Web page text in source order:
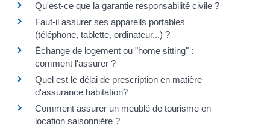
Qu'est-ce que la garantie responsabilité civile ?
Faut-il assurer ses appareils portables
(téléphone, tablette, ordinateur...) ?
Échange de logement ou "home sitting" :
comment l'assurer ?
Quel est le délai de prescription en matière
d'assurance habitation?
Comment assurer un meublé de tourisme en
location saisonnière ?